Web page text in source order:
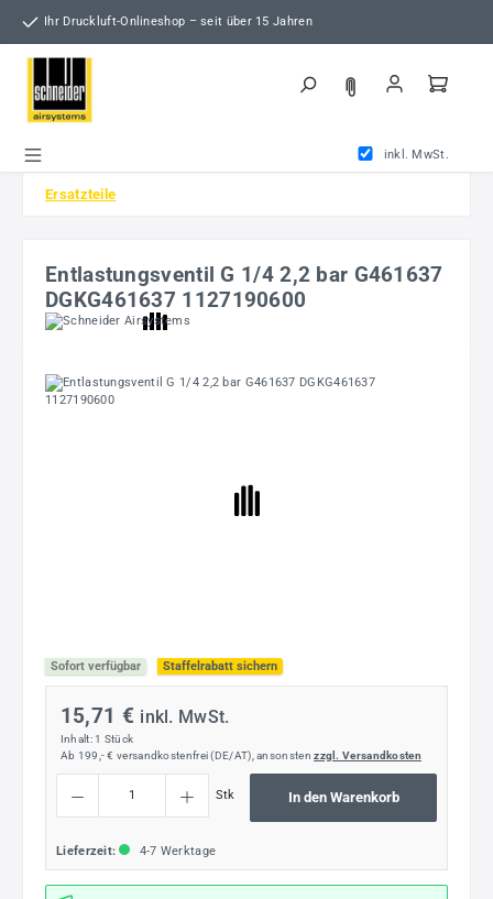
Zum Hauptinhalt springen
Ihr Druckluft-Onlineshop – seit über 15 Jahren
inkl. MwSt.
Ersatzteile
Entlastungsventil G 1/4 2,2 bar G461637
DGKG461637 1127190600
Bildergalerie überspringen
Sofort verfügbar Staffelrabatt sichern
15,71 € inkl. MwSt.
Inhalt: 1 Stück
Ab 199,- € versandkostenfrei (DE/AT), ansonstenzzgl. Versandkosten
Stk In den Warenkorb
Lieferzeit: 4-7 Werktage